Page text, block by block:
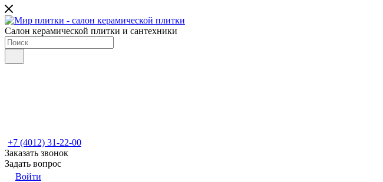
Салон керамической плитки и сантехники
+7 (4012) 31-22-00
Заказать звонок
Задать вопрос
Войти